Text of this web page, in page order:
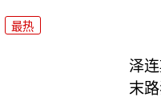
最热
泽
末路